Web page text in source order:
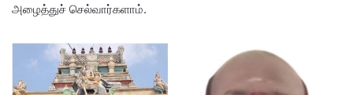
அழைத்துச் செல்வார்களாம்.